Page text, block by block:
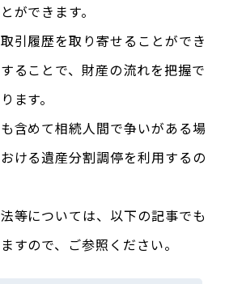
ができます。
引履歴を取り寄せることができ
ることで、財産の流れを把握で
ます。
含めて相続人間で争いがある場
ける遺産分割調停を利用するの
等については、以下の記事でも
すので、ご参照ください。